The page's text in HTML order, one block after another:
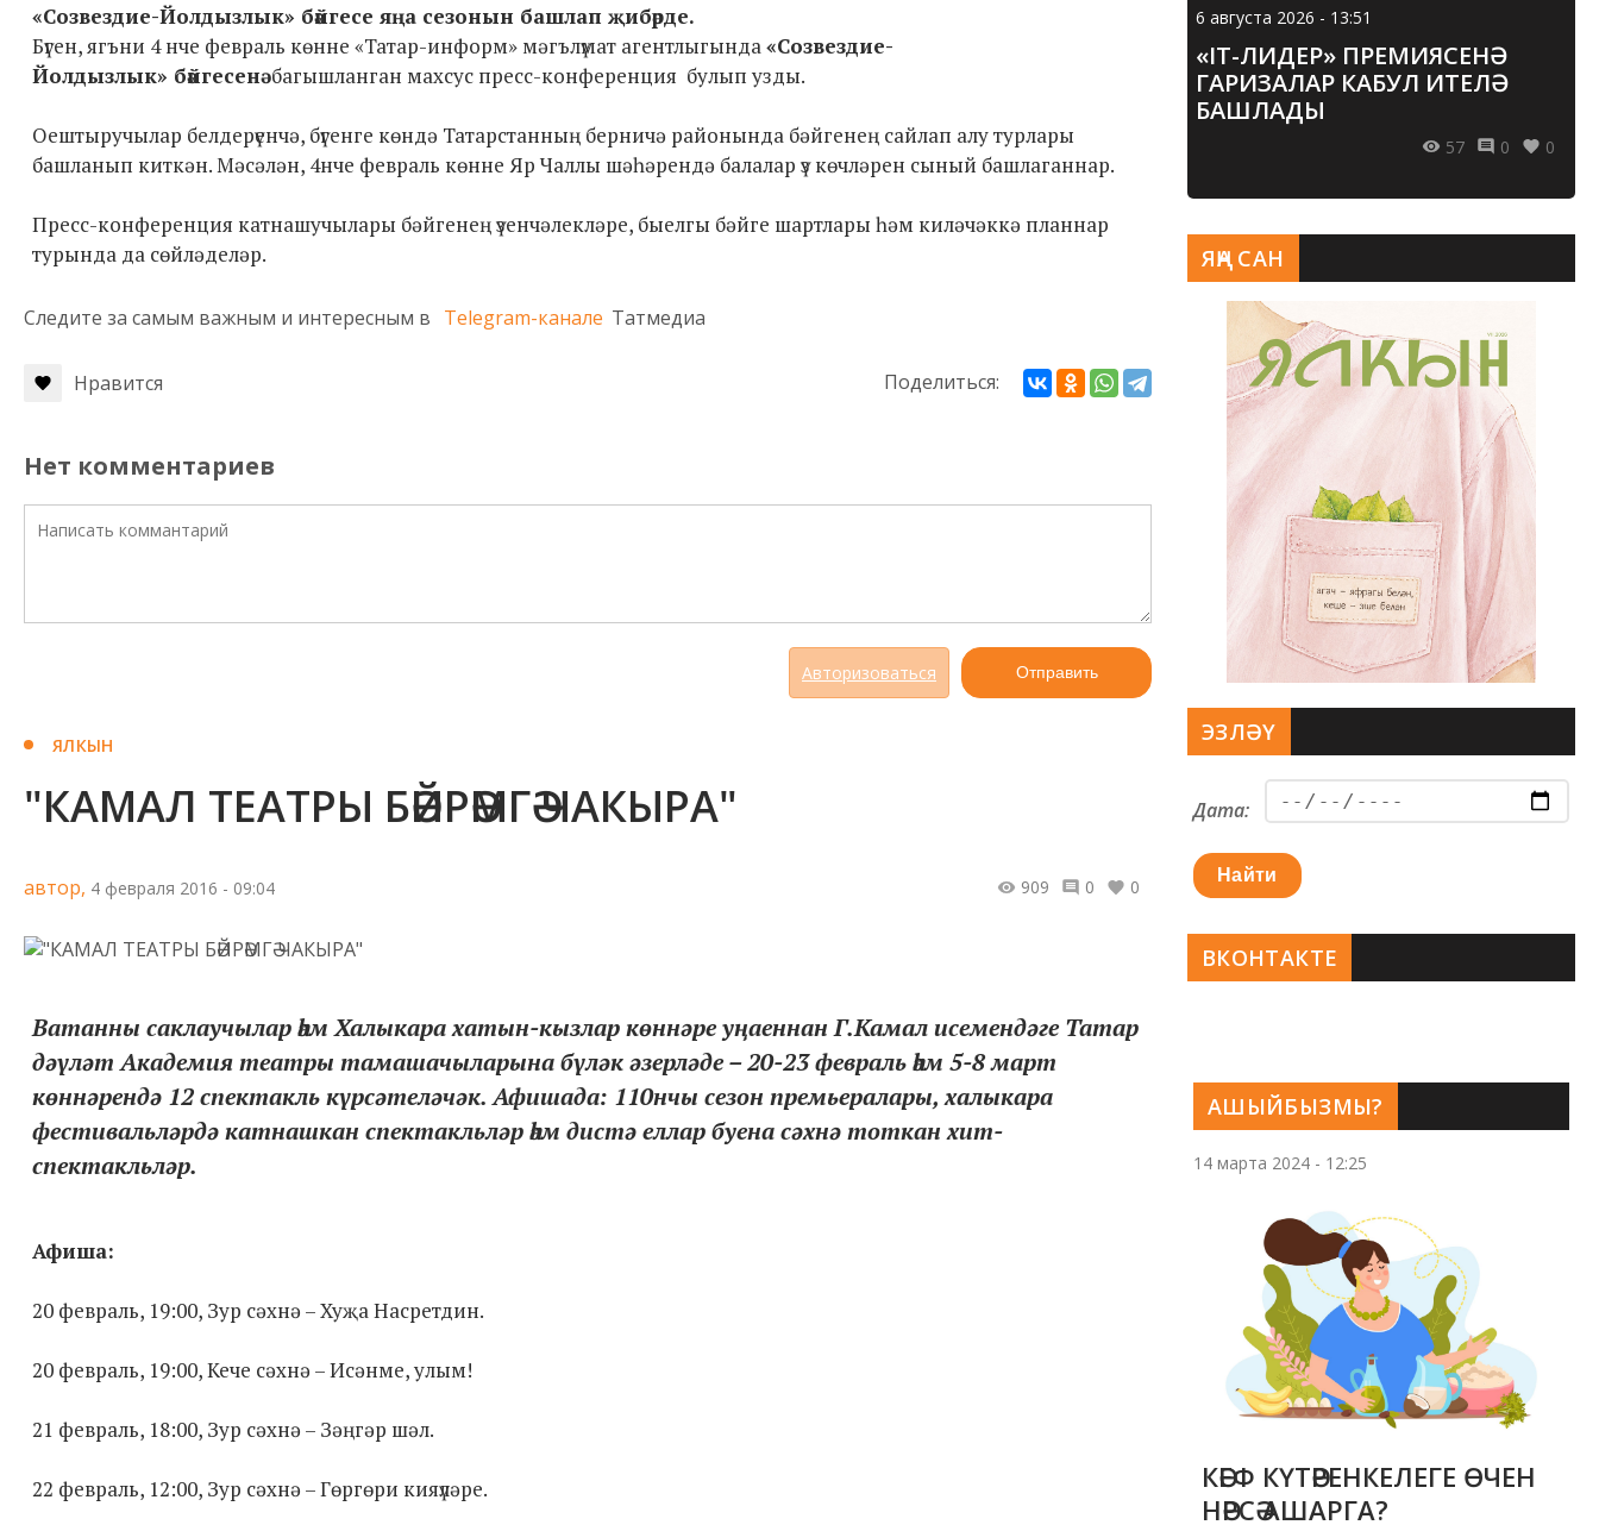
«Созвездие-Йолдызлык» бәйгесе яңа сезонын башлап җибәрде.
Бүген, ягъни 4 нче февраль көнне «Татар-информ» мәгълүмат агентлыгында«Созвездие-
Йолдызлык» бәйгесенәбагышланган махсус пресс-конференция булып узды.
Оештыручылар белдерүенчә, бүгенге көндә Татарстанның берничә районында бәйгенең сайлап алу турлары
башланып киткән. Мәсәлән, 4нче февраль көнне Яр Чаллы шәһәрендә балалар үз көчләрен сыный башлаганнар.
Пресс-конференция катнашучылары бәйгенең үзенчәлекләре, быелгы бәйге шартлары һәм киләчәккә планнар
турында да сөйләделәр.
Следите за самым важным и интересным в Telegram-канале Татмедиа
Нравится Поделиться:
Нет комментариев
Авторизоваться Отправить
ЯЛКЫН
"КАМАЛ ТЕАТРЫ БӘЙРӘМГӘ ЧАКЫРА"
автор, 4 февраля 2016 - 09:04 909 0 0
Ватанны саклаучылар һәм Халыкара хатын-кызлар көннәре уңаеннан Г.Камал исемендәге Татар
дәүләт Академия театры тамашачыларына бүләк әзерләде – 20-23 февраль һәм 5-8 март
көннәрендә 12 спектакль күрсәтеләчәк. Афишада: 110нчы сезон премьералары, халыкара
фестивальләрдә катнашкан спектакльләр һәм дистә еллар буена сәхнә тоткан хит-
спектакльләр.
Афиша:
20 февраль, 19:00, Зур сәхнә – Хуҗа Насретдин.
20 февраль, 19:00, Кече сәхнә – Исәнме, улым!
21 февраль, 18:00, Зур сәхнә – Зәңгәр шәл.
22 февраль, 12:00, Зур сәхнә – Гөргөри кияүләре.
6 августа 2026 - 13:51
«IT-ЛИДЕР» ПРЕМИЯСЕНӘ
ГАРИЗАЛАР КАБУЛ ИТЕЛӘ
БАШЛАДЫ
57 0 0
АШЫЙБЫЗМЫ?
14 марта 2024 - 12:25
КӘЕФ КҮТӘРЕНКЕЛЕГЕ ӨЧЕН
НӘРСӘ АШАРГА?
ЯҢА САН
ЭЗЛӘҮ
Дата:
Найти
ВКОНТАКТЕ